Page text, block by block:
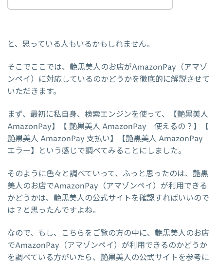
と、思っている人もいるかもしれません。
そこでここでは、艶黒美人のお店がAmazonPay（アマゾ
ンペイ）に対応しているのかどうかを徹底的に解説させて
いただきます。
まず、最初に私自身、検索エンジンを使って、【艶黒美人
AmazonPay】【 艶黒美人 AmazonPay 使えるの？】【
艶黒美人 AmazonPay 支払い】【艶黒美人 AmazonPay
エラー】という感じで調べてみることにしました。
そのように色々と調べていって、ふっと思ったのは、艶黒
美人のお店でAmazonPay（アマゾンペイ）が利用できる
かどうかは、艶黒美人の公式サイトを確認すればいいので
は？と思ったんですよね。
なので、もし、こちらをご覧の方の中に、艶黒美人のお店
でAmazonPay（アマゾンペイ）が利用できるのかどうか
を調べている方がいたら、艶黒美人の公式サイトを参考に